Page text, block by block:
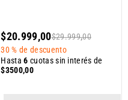
$20.999,00$29.999,00
30 % de descuento
Hasta6 cuotas sin interés de
$3500,00